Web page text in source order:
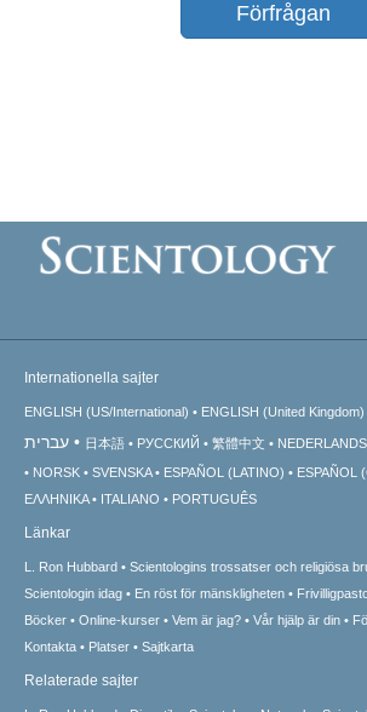
Förfrågan
Internationella sajter
ENGLISH (US/International) ENGLISH (United Kingdom)
עברית 日本語 РУССКИЙ 繁體中文 NEDERLANDS
NORSK
SVENSKA ESPAÑOL (LATINO)
ESPAÑOL
ΕΛΛΗΝΙΚA
ITALIANO PORTUGUÊS
Länkar
L. Ron Hubbard Scientologins trossatser och religiösa
Scientologin idag
En röst för mänskligheten
Böcker
Online-kurser Vem är jag? Vår hjälp är din
Kontakta
Platser Sajtkarta
Relaterade sajter